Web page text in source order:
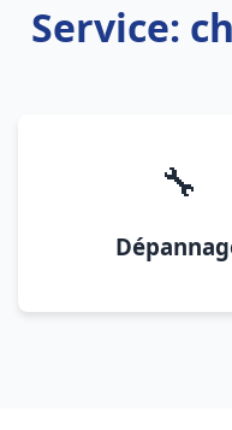
Service:
🔧